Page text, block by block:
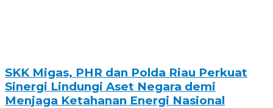
SKK Migas, PHR dan Polda Riau Perkuat
Sinergi Lindungi Aset Negara demi
Menjaga Ketahanan Energi Nasional